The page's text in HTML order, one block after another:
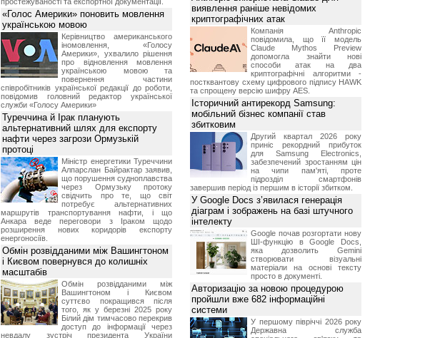
«Голос Америки» поновить мовлення
українською мовою
Керівництво американського
іномовлення, «Голосу
Америки», ухвалило рішення
про відновлення мовлення
українською мовою та
повернення частини
співробітників української редакції до роботи,
повідомив головний редактор української
служби «Голосу Америки»
Туреччина й Ірак планують
альтернативний шлях для експорту
нафти через загрози Ормузькій
протоці
Міністр енергетики Туреччини
Алпарслан Байрактар заявив,
що порушення судноплавства
через Ормузьку протоку
свідчить про те, що світ
потребує альтернативних
маршрутів транспортування нафти, і що
Анкара веде переговори з Іраком щодо
розширення нових коридорів експорту
енергоносіїв.
Обмін розвідданими між Вашингтоном
і Києвом повернувся до колишніх
масштабів
Обмін розвідданими між
Вашингтоном і Києвом
суттєво покращився після
того, як у березні 2025 року
Білий дім тимчасово перекрив
доступ до інформації через
невдалу зустріч президента України
виявлення раніше невідомих
криптографічних атак
Компанія Anthropic
повідомила, що її модель
Claude Mythos Preview
допомогла знайти нові
способи атак на два
криптографічні алгоритми -
постквантову схему цифрового підпису HAWK
та спрощену версію шифру AES.
Історичний антирекорд Samsung:
мобільний бізнес компанії став
збитковим
Другий квартал 2026 року
приніс рекордний прибуток
для Samsung Electronics,
забезпечений зростанням цін
на чипи пам'яті, проте
підрозділ смартфонів
завершив період із першим в історії збитком.
У Google Docs з’явилася генерація
діаграм і зображень на базі штучного
інтелекту
Google почав розгортати нову
ШІ-функцію в Google Docs,
яка дозволить Gemini
створювати візуальні
матеріали на основі тексту
просто в документі.
Авторизацію за новою процедурою
пройшли вже 682 інформаційні
системи
У першому півріччі 2026 року
Державна служба